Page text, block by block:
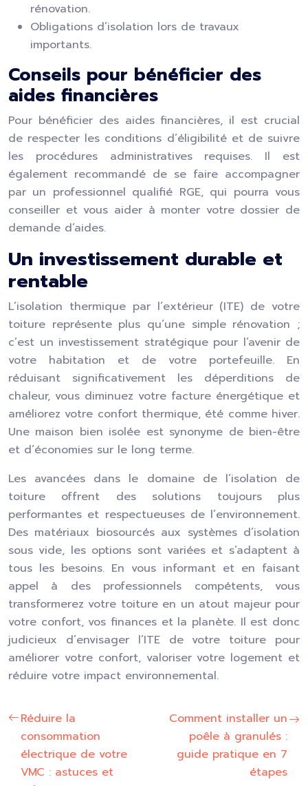
rénovation.
Obligations d’isolation lors de travaux
importants.
Conseils pour bénéficier des
aides financières
Pour bénéficier des aides financières, il est crucial
de respecter les conditions d’éligibilité et de suivre
les procédures administratives requises. Il est
également recommandé de se faire accompagner
par un professionnel qualifié RGE, qui pourra vous
conseiller et vous aider à monter votre dossier de
demande d’aides.
Un investissement durable et
rentable
L’isolation thermique par l’extérieur (ITE) de votre
toiture représente plus qu’une simple rénovation ;
c’est un investissement stratégique pour l’avenir de
votre habitation et de votre portefeuille. En
réduisant significativement les déperditions de
chaleur, vous diminuez votre facture énergétique et
améliorez votre confort thermique, été comme hiver.
Une maison bien isolée est synonyme de bien-être
et d’économies sur le long terme.
Les avancées dans le domaine de l’isolation de
toiture offrent des solutions toujours plus
performantes et respectueuses de l’environnement.
Des matériaux biosourcés aux systèmes d’isolation
sous vide, les options sont variées et s’adaptent à
tous les besoins. En vous informant et en faisant
appel à des professionnels compétents, vous
transformerez votre toiture en un atout majeur pour
votre confort, vos finances et la planète. Il est donc
judicieux d’envisager l’ITE de votre toiture pour
améliorer votre confort, valoriser votre logement et
réduire votre impact environnemental.
Réduire la
consommation
électrique de votre
VMC : astuces et
Comment installer un
poêle à granulés :
guide pratique en 7
étapes